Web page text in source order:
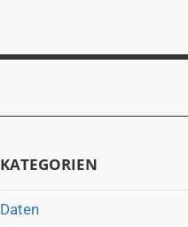
KATEGORIEN
Daten